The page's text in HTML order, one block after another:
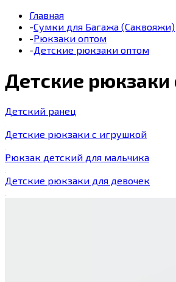
Главная
-Сумки для Багажа (Саквояжи)
-Рюкзаки оптом
-Детские рюкзаки оптом
Детские рюкзаки
Детский ранец
Детские рюкзаки с игрушкой
Рюкзак детский для мальчика
Детские рюкзаки для девочек